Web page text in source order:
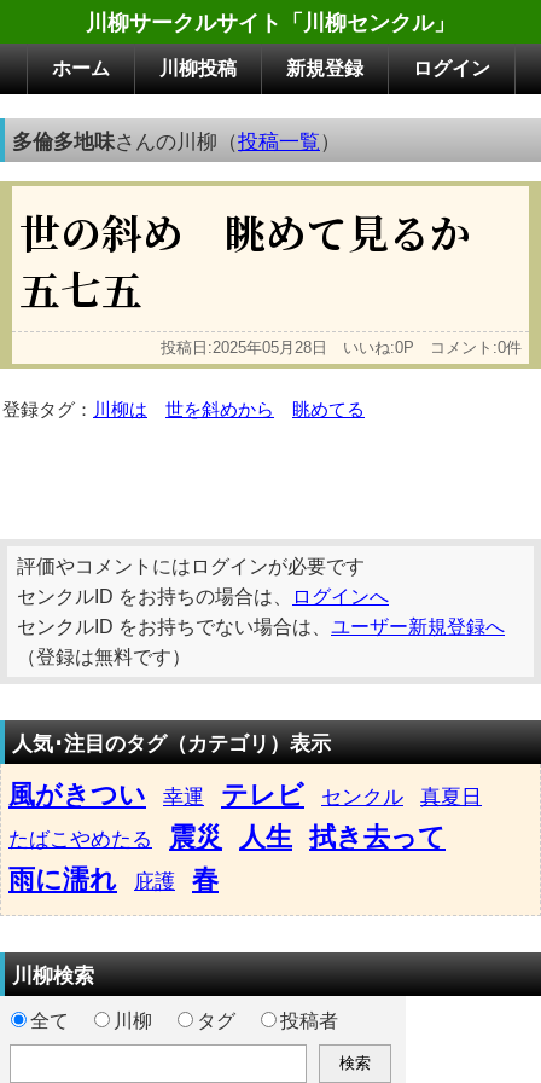
川柳サークルサイト「川柳センクル」
ホーム 川柳投稿 新規登録 ログイン
多倫多地味さんの川柳（投稿一覧）
世の斜め 眺めて見るか
五七五
投稿日:2025年05月28日 いいね:0P コメント:0件
登録タグ： 川柳は 世を斜めから 眺めてる
評価やコメントにはログインが必要です
センクルID をお持ちの場合は、
ログインへ
センクルID をお持ちでない場合は、 ユーザー新規登録へ
（登録は無料です）
人気･注目のタグ（カテゴリ）表示
風がきつい 幸運 テレビ センクル
真夏日
たばこやめたる
震災 人生 拭き去って
雨に濡れ
庇護 春
川柳検索
全て 川柳 タグ 投稿者